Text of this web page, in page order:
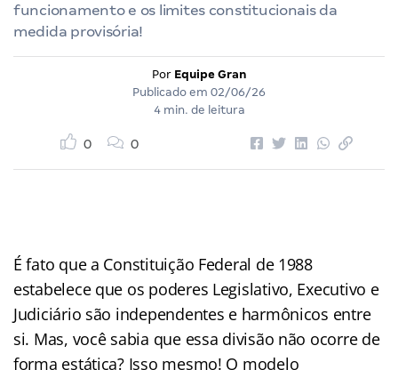
funcionamento e os limites constitucionais da
medida provisória!
Por Equipe Gran
Publicado em 02/06/26
4 min. de leitura
0 0
É fato que a Constituição Federal de 1988
estabelece que os poderes Legislativo, Executivo e
Judiciário são independentes e harmônicos entre
si. Mas, você sabia que essa divisão não ocorre de
forma estática? Isso mesmo! O modelo